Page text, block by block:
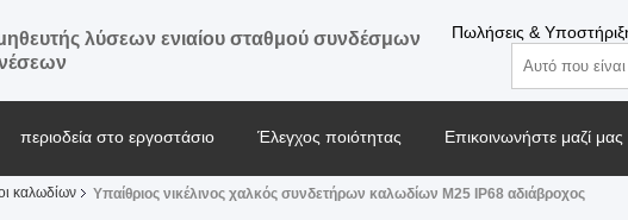
λύσεων ενιαίου σταθμού συνδέσμων
Πωλήσεις &
περιοδεία στο εργοστάσιο Έλεγχος ποιότητας Επικοινωνήστε μαζί μας
καλωδίων Υπαίθριος νικέλινος χαλκός συνδετήρων καλωδίων M25 IP68 αδιάβροχος